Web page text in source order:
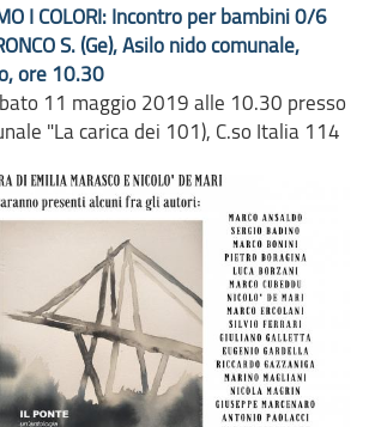
I COLORI: Incontro per bambini 0/6
S. (Ge), Asilo nido comunale,
ore 10.30
11 maggio 2019 alle 10.30 presso
"La carica dei 101), C.so Italia 114